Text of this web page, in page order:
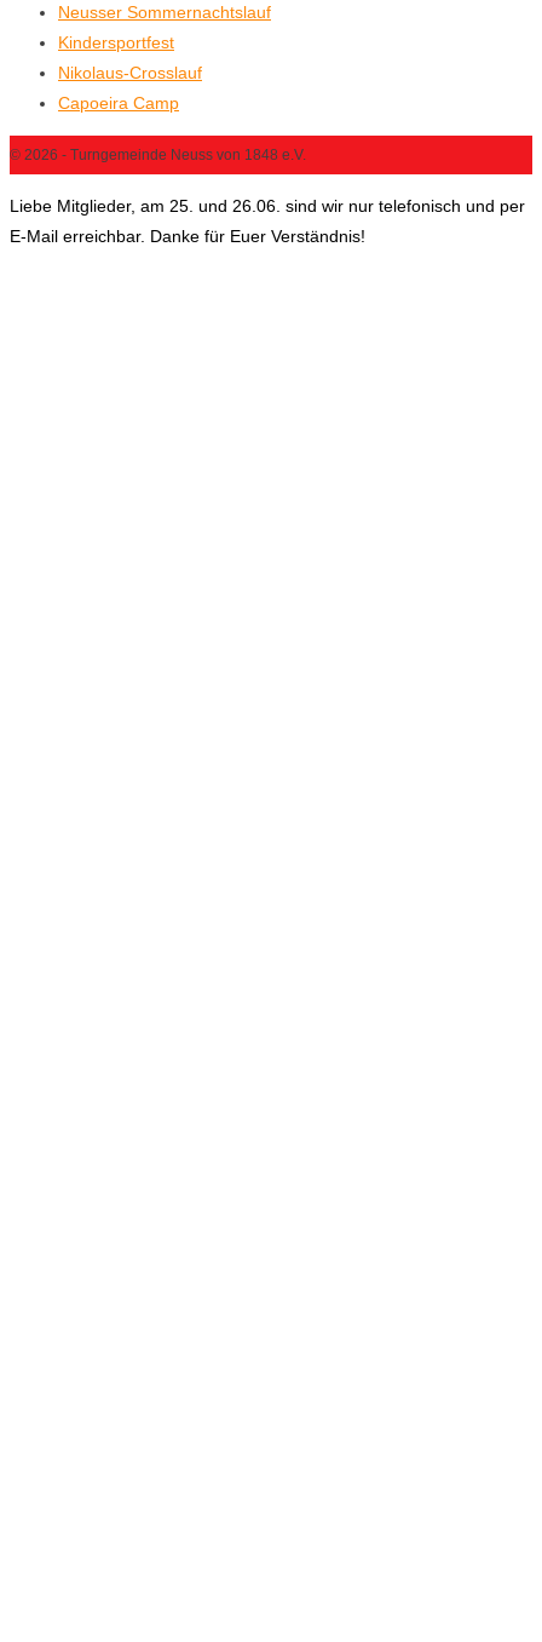
Neusser Sommernachtslauf
Kindersportfest
Nikolaus-Crosslauf
Capoeira Camp
© 2026 - Turngemeinde Neuss von 1848 e.V.
Liebe Mitglieder, am 25. und 26.06. sind wir nur telefonisch und per
E-Mail erreichbar. Danke für Euer Verständnis!